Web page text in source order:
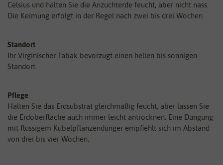
Celsius und halten Sie die Anzuchterde feucht, aber nicht nass.
Die Keimung erfolgt in der Regel nach zwei bis drei Wochen.
Standort
Ihr Virginischer Tabak bevorzugt einen hellen bis sonnigen
Standort.
Pflege
Halten Sie das Erdsubstrat gleichmäßig feucht, aber lassen Sie
die Erdoberfläche auch immer leicht antrocknen. Eine Düngung
mit flüssigem Kübelpflanzendünger empfiehlt sich im Abstand
von drei bis vier Wochen.